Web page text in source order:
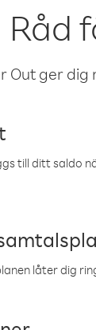
Råd
Out ger dig
till ditt saldo
låter dig